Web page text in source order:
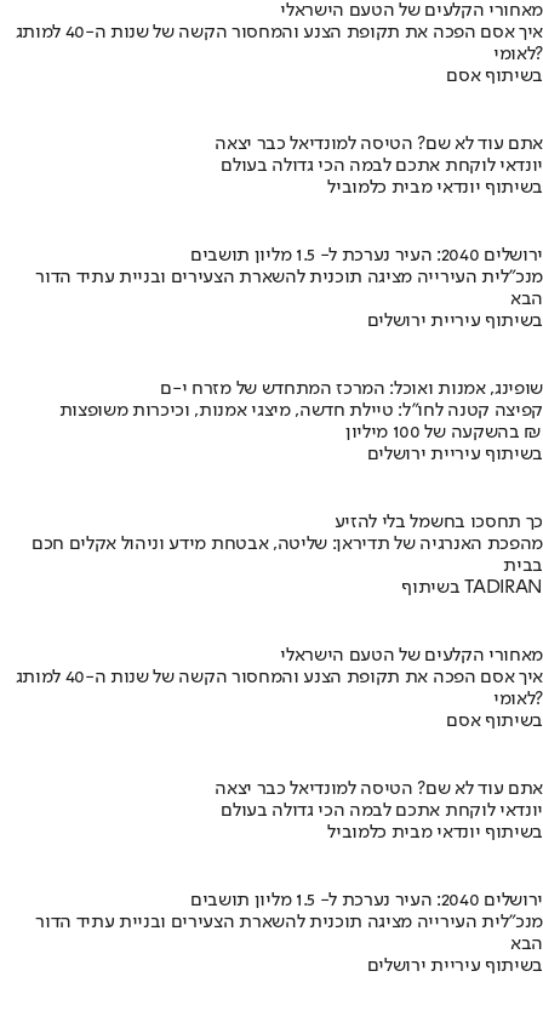
מאחורי הקלעים של הטעם הישראלי
איך אסם הפכה את תקופת הצנע והמחסור הקשה של שנות ה-40 למותג
לאומי?
בשיתוף אסם
אתם עוד לא שם? הטיסה למונדיאל כבר יצאה
יונדאי לוקחת אתכם לבמה הכי גדולה בעולם
בשיתוף יונדאי מבית כלמוביל
ירושלים 2040: העיר נערכת ל- 1.5 מליון תושבים
מנכ"לית העירייה מציגה תוכנית להשארת הצעירים ובניית עתיד הדור
הבא
בשיתוף עיריית ירושלים
שופינג, אמנות ואוכל: המרכז המתחדש של מזרח י-ם
קפיצה קטנה לחו"ל: טיילת חדשה, מיצגי אמנות, וכיכרות משופצות
בהשקעה של 100 מיליון ₪
בשיתוף עיריית ירושלים
כך תחסכו בחשמל בלי להזיע
מהפכת האנרגיה של תדיראן: שליטה, אבטחת מידע וניהול אקלים חכם
בבית
בשיתוף TADIRAN
מאחורי הקלעים של הטעם הישראלי
איך אסם הפכה את תקופת הצנע והמחסור הקשה של שנות ה-40 למותג
לאומי?
בשיתוף אסם
אתם עוד לא שם? הטיסה למונדיאל כבר יצאה
יונדאי לוקחת אתכם לבמה הכי גדולה בעולם
בשיתוף יונדאי מבית כלמוביל
ירושלים 2040: העיר נערכת ל- 1.5 מליון תושבים
מנכ"לית העירייה מציגה תוכנית להשארת הצעירים ובניית עתיד הדור
הבא
בשיתוף עיריית ירושלים